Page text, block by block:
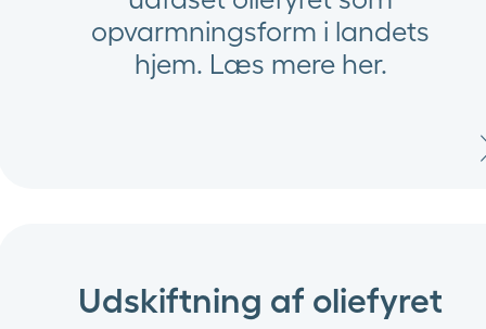
opvarmningsform i landets
hjem. Læs mere her.
Udskiftning af oliefyret